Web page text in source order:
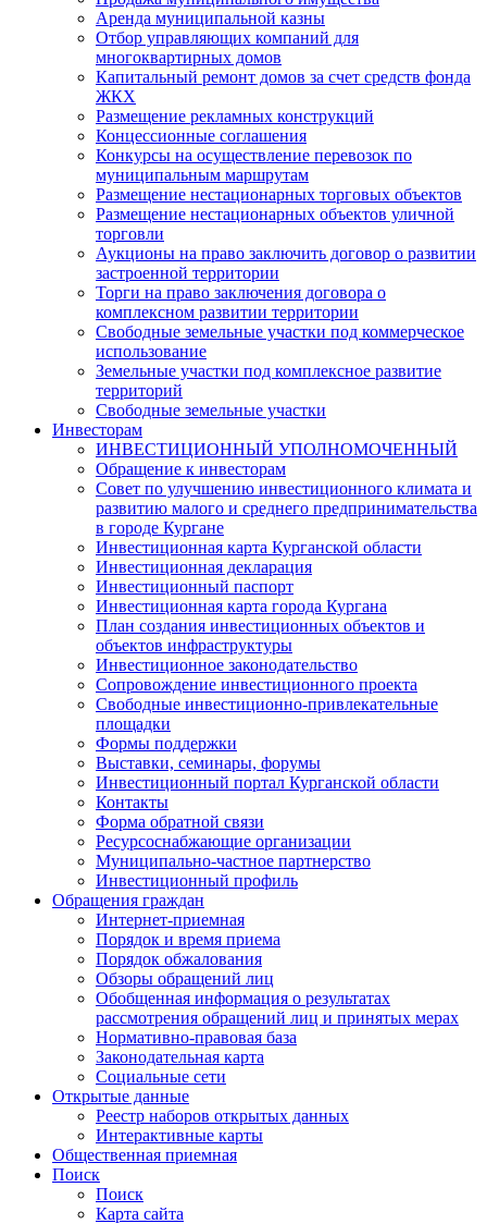
Аренда муниципальной казны
Отбор управляющих компаний для
многоквартирных домов
Капитальный ремонт домов за счет средств фонда
ЖКХ
Размещение рекламных конструкций
Концессионные соглашения
Конкурсы на осуществление перевозок по
муниципальным маршрутам
Размещение нестационарных торговых объектов
Размещение нестационарных объектов уличной
торговли
Аукционы на право заключить договор о развитии
застроенной территории
Торги на право заключения договора о
комплексном развитии территории
Свободные земельные участки под коммерческое
использование
Земельные участки под комплексное развитие
территорий
Свободные земельные участки
Инвесторам
ИНВЕСТИЦИОННЫЙ УПОЛНОМОЧЕННЫЙ
Обращение к инвесторам
Совет по улучшению инвестиционного климата и
развитию малого и среднего предпринимательства
в городе Кургане
Инвестиционная карта Курганской области
Инвестиционная декларация
Инвестиционный паспорт
Инвестиционная карта города Кургана
План создания инвестиционных объектов и
объектов инфраструктуры
Инвестиционное законодательство
Сопровождение инвестиционного проекта
Свободные инвестиционно-привлекательные
площадки
Формы поддержки
Выставки, семинары, форумы
Инвестиционный портал Курганской области
Контакты
Форма обратной связи
Ресурсоснабжающие организации
Муниципально-частное партнерство
Инвестиционный профиль
Обращения граждан
Интернет-приемная
Порядок и время приема
Порядок обжалования
Обзоры обращений лиц
Обобщенная информация о результатах
рассмотрения обращений лиц и принятых мерах
Нормативно-правовая база
Законодательная карта
Социальные сети
Открытые данные
Реестр наборов открытых данных
Интерактивные карты
Общественная приемная
Поиск
Поиск
Карта сайта